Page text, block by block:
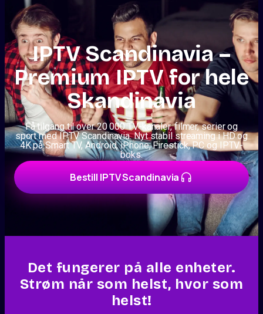
IPTV Scandinavia –
Premium IPTV for hele
Skandinavia
Få tilgang til over 20 000 TV-kanaler, filmer, serier og
sport med IPTV Scandinavia. Nyt stabil streaming i HD og
4K på Smart TV, Android, iPhone, Firestick, PC og IPTV-
boks.
Bestill IPTV Scandinavia
Det fungerer på alle enheter.
Strøm når som helst, hvor som
helst!